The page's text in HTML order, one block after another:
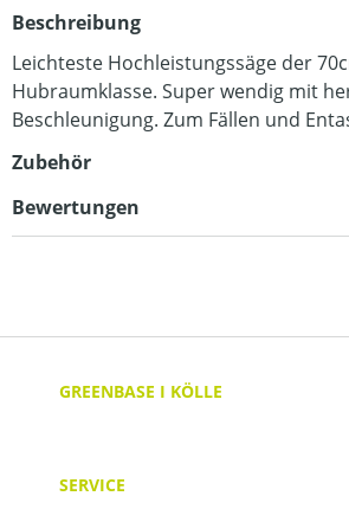
Beschreibung
Leichteste Hochleistungssäge der
Hubraumklasse. Super wendig mit
Beschleunigung. Zum Fällen und
Zubehör
Bewertungen
GREENBASE I KÖLLE
SERVICE